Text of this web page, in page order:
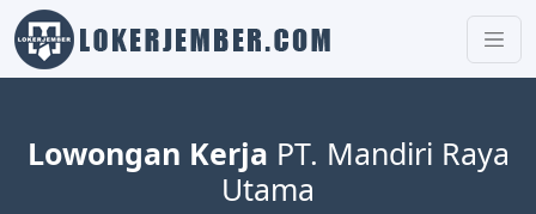
Lowongan Kerja PT. Mandiri Raya
Utama